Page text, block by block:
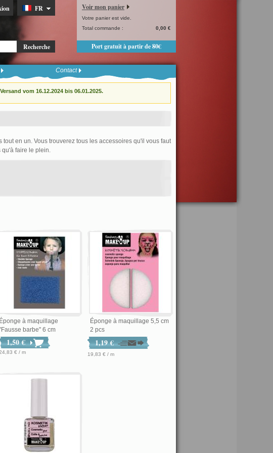
Recherche
FR Voir mon panier
Votre panier est vide.
Total commande :
0,00 €
Port gratuit à partir de 80€
Contact
vom 16.12.2024 bis 06.01.2025.
en un. Vous trouverez tous les accessoires qu'il vous faut
qu'à faire le plein.
Éponge à maquillage
barbe" 6 cm
1,50 €
€ / m
Éponge à maquillage 5,5 cm
2 pcs
1,19 €
19,83 € / m